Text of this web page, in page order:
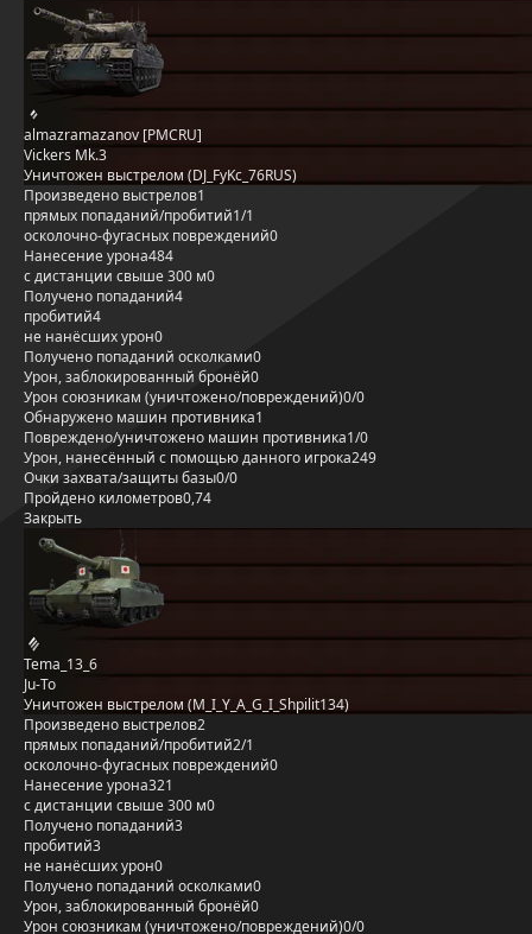
almazramazanov [PMCRU]
Vickers Mk.3
Уничтожен выстрелом (DJ_FyKc_76RUS)
Произведено выстрелов1
прямых попаданий/пробитий1/1
осколочно-фугасных повреждений0
Нанесение урона484
с дистанции свыше 300 м0
Получено попаданий4
пробитий4
не нанёсших урон0
Получено попаданий осколками0
Урон, заблокированный бронёй0
Урон союзникам (уничтожено/повреждений)0/0
Обнаружено машин противника1
Повреждено/уничтожено машин противника1/0
Урон, нанесённый с помощью данного игрока249
Очки захвата/защиты базы0/0
Пройдено километров0,74
Закрыть
Tema_13_6
Ju-To
Уничтожен выстрелом (M_I_Y_A_G_I_Shpilit134)
Произведено выстрелов2
прямых попаданий/пробитий2/1
осколочно-фугасных повреждений0
Нанесение урона321
с дистанции свыше 300 м0
Получено попаданий3
пробитий3
не нанёсших урон0
Получено попаданий осколками0
Урон, заблокированный бронёй0
Урон союзникам (уничтожено/повреждений)0/0